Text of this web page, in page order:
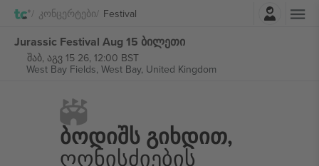
Კონცერტები Festival
Jurassic Festival Aug 15 ბილეთი
შაბ, აგვ 15 26, 12:00 BST
West Bay Fields, West Bay, United Kingdom
Ბოდიშს Გიხდით,
Ღონისძიების